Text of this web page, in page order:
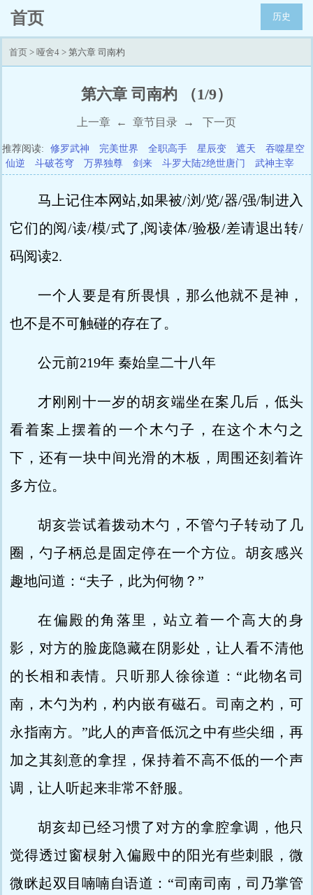
首页 历史
首页 > 哑舍4 > 第六章 司南杓
第六章 司南杓 （1/9）
上一章 ← 章节目录 → 下一页
推荐阅读: 修罗武神 完美世界 全职高手 星辰变 遮天
吞噬星空
仙逆
斗破苍穹 万界独尊 剑来 斗罗大陆2绝世唐门 武神主宰
马上记住本网站,如果被/浏/览/器/强/制进入
它们的阅/读/模/式了,阅读体/验极/差请退出转/
码阅读2.
一个人要是有所畏惧，那么他就不是神，
也不是不可触碰的存在了。
公元前219年 秦始皇二十八年
才刚刚十一岁的胡亥端坐在案几后，低头
看着案上摆着的一个木勺子，在这个木勺之
下，还有一块中间光滑的木板，周围还刻着许
多方位。
胡亥尝试着拨动木勺，不管勺子转动了几
圈，勺子柄总是固定停在一个方位。胡亥感兴
趣地问道：“夫子，此为何物？”
在偏殿的角落里，站立着一个高大的身
影，对方的脸庞隐藏在阴影处，让人看不清他
的长相和表情。只听那人徐徐道：“此物名司
南，木勺为杓，杓内嵌有磁石。司南之杓，可
永指南方。”此人的声音低沉之中有些尖细，再
加之其刻意的拿捏，保持着不高不低的一个声
调，让人听起来非常不舒服。
胡亥却已经习惯了对方的拿腔拿调，他只
觉得透过窗棂射入偏殿中的阳光有些刺眼，微
微眯起双目喃喃自语道：“司南司南，司乃掌管